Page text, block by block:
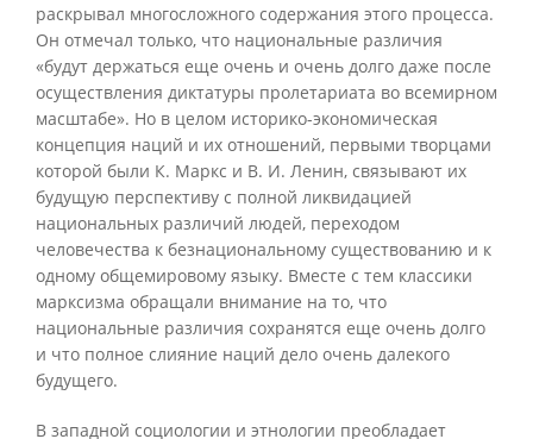
раскрывал многосложного содержания этого процесса.
Он отмечал только, что национальные различия
«будут держаться еще очень и очень долго даже после
осуществления диктатуры пролетариата во всемирном
масштабе». Но в целом историко-экономическая
концепция наций и их отношений, первыми творцами
которой были К. Маркс и В. И. Ленин, связывают их
будущую перспективу с полной ликвидацией
национальных различий людей, переходом
человечества к безнациональному существованию и к
одному общемировому языку. Вместе с тем классики
марксизма обращали внимание на то, что
национальные различия сохранятся еще очень долго
и что полное слияние наций дело очень далекого
будущего.
В западной социологии и этнологии преобладает